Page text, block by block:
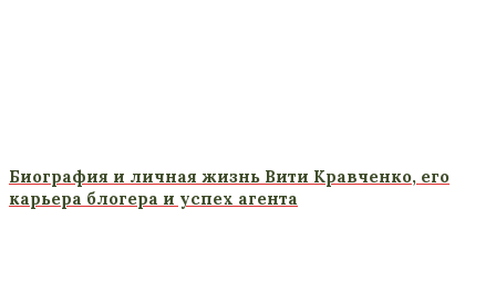
Биография и личная жизнь Вити Кравченко, его
карьера блогера и успех агента